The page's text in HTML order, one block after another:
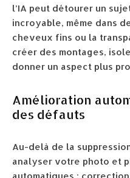
l’IA peut détourer un
incroyable, même dans
cheveux fins ou la
créer des montages,
donner un aspect plus
Amélioration
des défauts
Au-delà de la
analyser votre photo et